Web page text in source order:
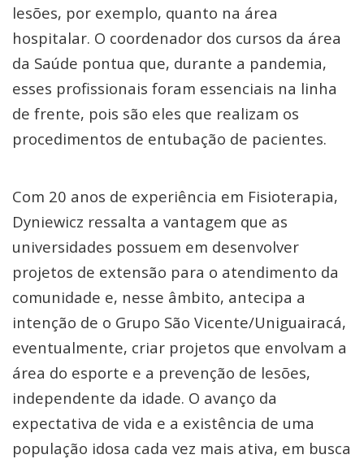
lesões, por exemplo, quanto na área
hospitalar. O coordenador dos cursos da área
da Saúde pontua que, durante a pandemia,
esses profissionais foram essenciais na linha
de frente, pois são eles que realizam os
procedimentos de entubação de pacientes.
Com 20 anos de experiência em Fisioterapia,
Dyniewicz ressalta a vantagem que as
universidades possuem em desenvolver
projetos de extensão para o atendimento da
comunidade e, nesse âmbito, antecipa a
intenção de o Grupo São Vicente/Uniguairacá,
eventualmente, criar projetos que envolvam a
área do esporte e a prevenção de lesões,
independente da idade. O avanço da
expectativa de vida e a existência de uma
população idosa cada vez mais ativa, em busca